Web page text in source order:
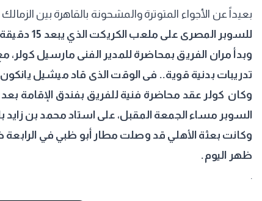
بعيداً عن الأجواء المتوترة والمشحونة بالقاهرة بين
للسوبر المصرى على ملعب الكريكت الذي يبعد 15 دقيقة عن مقر إقامة الفريق في أبو ظبي، استعدادا للسوبر المصري المقرر له الجمعه المقبل في الإمارات.
وبدأ مران الفريق بمحاضرة للمدير الفنى مارسيل كولر،
تدريبات بدنية قوية.. فى الوقت الذى قاد ميشيل
وكان كولر عقد محاضرة فنية للفريق بفندق الإقامة
السوبر مساء الجمعة المقبل، على استاد محمد بن زايد
وكانت بعثة الأهلي قد وصلت مطار أبو ظبي في
ظهر اليوم.
.